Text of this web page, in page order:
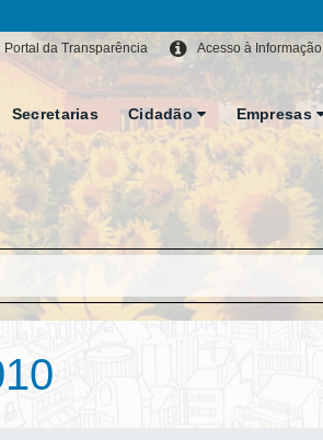
Acesso à Informação
Portal da Transparência
Secretarias Cidadão Empresas